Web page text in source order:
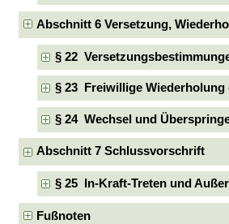
Abschnitt 6 Versetzung,
§ 22
§ 23 Freiwillige Wiederholung
§ 24 Wechsel und
Abschnitt 7 Schlussvorschrift
§ 25 In-Kraft-Treten und
Fußnoten